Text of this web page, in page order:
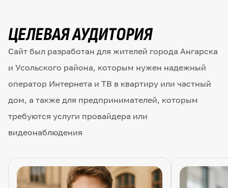
ЦЕЛЕВАЯ АУДИТОРИЯ
Сайт был разработан для жителей города Ангарска
и Усольского района, которым нужен надежный
оператор Интернета и ТВ в квартиру или частный
дом, а также для предпринимателей, которым
требуются услуги провайдера или
видеонаблюдения